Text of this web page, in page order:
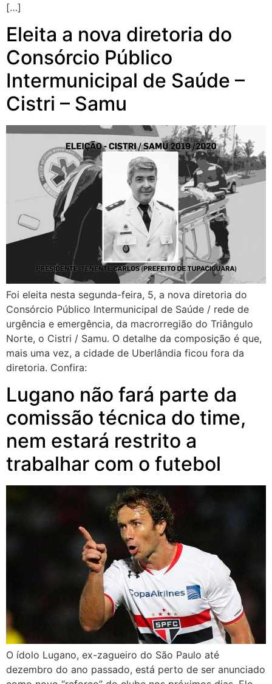
[…]
Eleita a nova diretoria do
Consórcio Público
Intermunicipal de Saúde –
Cistri – Samu
Foi eleita nesta segunda-feira, 5, a nova diretoria do
Consórcio Público Intermunicipal de Saúde / rede de
urgência e emergência, da macrorregião do Triângulo
Norte, o Cistri / Samu. O detalhe da composição é que,
mais uma vez, a cidade de Uberlândia ficou fora da
diretoria. Confira:
Lugano não fará parte da
comissão técnica do time,
nem estará restrito a
trabalhar com o futebol
O ídolo Lugano, ex-zagueiro do São Paulo até
dezembro do ano passado, está perto de ser anunciado